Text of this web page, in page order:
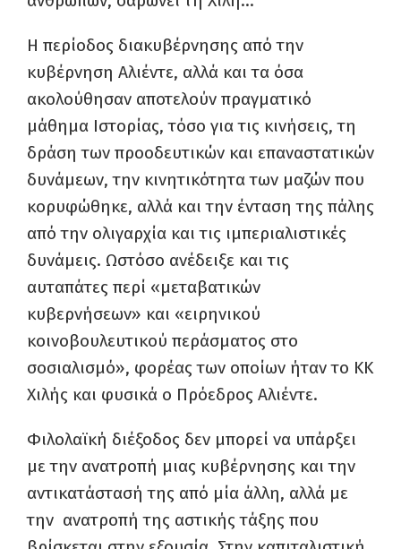
Η περίοδος διακυβέρνησης από την
κυβέρνηση Αλιέντε, αλλά και τα όσα
ακολούθησαν αποτελούν πραγματικό
μάθημα Ιστορίας, τόσο για τις κινήσεις, τη
δράση των προοδευτικών και επαναστατικών
δυνάμεων, την κινητικότητα των μαζών που
κορυφώθηκε, αλλά και την ένταση της πάλης
από την ολιγαρχία και τις ιμπεριαλιστικές
δυνάμεις. Ωστόσο ανέδειξε και τις
αυταπάτες περί «μεταβατικών
κυβερνήσεων» και «ειρηνικού
κοινοβουλευτικού περάσματος στο
σοσιαλισμό», φορέας των οποίων ήταν το ΚΚ
Χιλής και φυσικά ο Πρόεδρος Αλιέντε.
Φιλολαϊκή διέξοδος δεν μπορεί να υπάρξει
με την ανατροπή μιας κυβέρνησης και την
αντικατάστασή της από μία άλλη, αλλά με
την ανατροπή της αστικής τάξης που